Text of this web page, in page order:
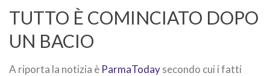
TUTTO È COMINCIATO DOPO
UN BACIO
A riporta la notizia è ParmaTodaysecondo cui i fatti